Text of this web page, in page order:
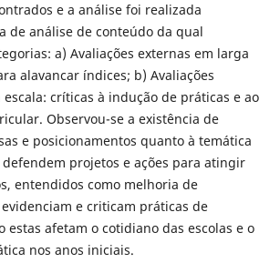
e a análise foi realizada
de análise de conteúdo da qual
a) Avaliações externas em larga
alavancar índices; b) Avaliações
críticas à indução de práticas e ao
Observou-se a existência de
e posicionamentos quanto à temática
projetos e ações para atingir
entendidos como melhoria de
e criticam práticas de
estas afetam o cotidiano das escolas e o
nos anos iniciais.